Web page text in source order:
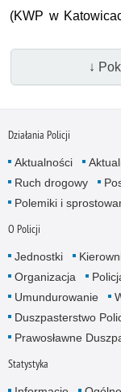
(KWP w
↓
Działania Policji
Aktualności
Ruch drogowy
Polemiki i
O Policji
Jednostki
Organizacja
Umundurowanie
Duszpasterstwo
Prawosławne
Statystyka